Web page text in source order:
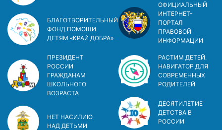
БЛАГОТВОРИТЕЛЬНЫЙ
ФОНД ПОМОЩИ
ДЕТЯМ «КРАЙ ДОБРА»
ПРЕЗИДЕНТ
РОССИИ
ГРАЖДАНАМ
ШКОЛЬНОГО
ВОЗРАСТА
НЕТ НАСИЛИЮ
НАД ДЕТЬМИ
ОФИЦИАЛЬНЫЙ
ИНТЕРНЕТ-
ПОРТАЛ
ПРАВОВОЙ
ИНФОРМАЦИИ
РАСТИМ ДЕТЕЙ.
НАВИГАТОР ДЛЯ
СОВРЕМЕННЫХ
РОДИТЕЛЕЙ
ДЕСЯТИЛЕТИЕ
ДЕТСТВА В
РОСCИИ